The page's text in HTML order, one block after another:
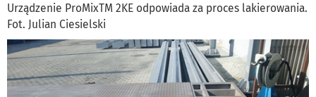
Urządzenie ProMixTM 2KE odpowiada za proces lakierowania.
Fot. Julian Ciesielski